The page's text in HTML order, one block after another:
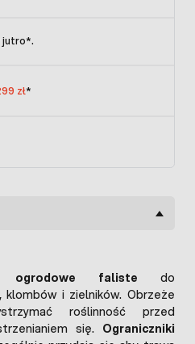
jutro*.
zł*
ogrodowe faliste do
klombów i zielników. Obrzeże
roślinność przed
się. Ograniczniki